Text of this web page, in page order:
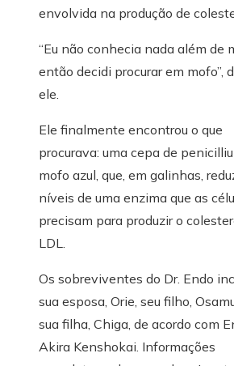
envolvida na produção de
“Eu não conhecia nada além de
então decidi procurar em mofo”,
ele.
Ele finalmente encontrou o que
procurava: uma cepa de
mofo azul, que, em galinhas,
níveis de uma enzima que as
precisam para produzir o
LDL.
Os sobreviventes do Dr. Endo
sua esposa, Orie, seu filho,
sua filha, Chiga, de acordo com
Akira Kenshokai. Informações